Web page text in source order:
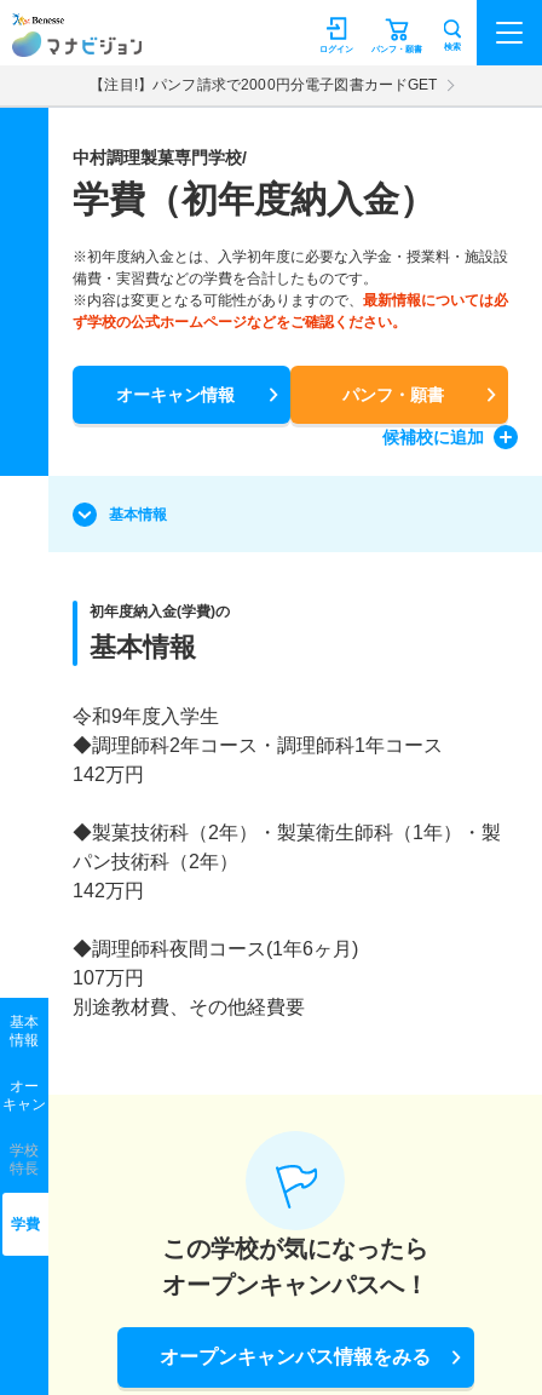
マナビジョン パンフ・願書
ログイン 検索
【注目!】パンフ請求で2000円分電子図書カードGET
中村調理製菓専門学校/
学費（初年度納入金）
※初年度納入金とは、入学初年度に必要な入学金・授業料・施設設
備費・実習費などの学費を合計したものです。
※内容は変更となる可能性がありますので、 最新情報については必
ず学校の公式ホームページなどをご確認ください。
オーキャン情報 パンフ・願書
候補校に追加
基本
情報
オー
キャン
学校
特長
学費
基本情報
初年度納入金(学費)の
基本情報
令和9年度入学生
◆調理師科2年コース・調理師科1年コース
142万円
◆製菓技術科（2年）・製菓衛生師科（1年）・製
パン技術科（2年）
142万円
◆調理師科夜間コース(1年6ヶ月)
107万円
別途教材費、その他経費要
この学校が気になったら
オープンキャンパスへ！
オープンキャンパス情報をみる